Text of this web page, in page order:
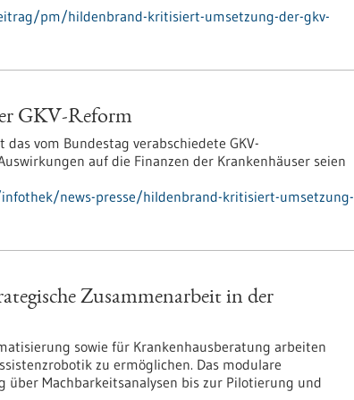
pm/hildenbrand-kritisiert-umsetzung-der-gkv-
GKV-Reform
vom Bundestag verabschiedete GKV-
auf die Finanzen der Krankenhäuser seien
news-presse/hildenbrand-kritisiert-umsetzung-
Zusammenarbeit in der
sowie für Krankenhausberatung arbeiten
zu ermöglichen. Das modulare
Machbarkeitsanalysen bis zur Pilotierung und